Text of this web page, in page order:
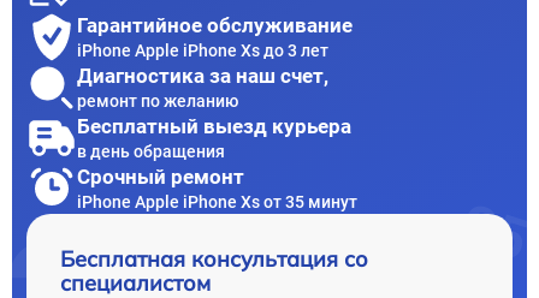
Гарантийное обслуживание
iPhone Apple iPhone Xs до 3 лет
Диагностика за наш счет,
ремонт по желанию
Бесплатный выезд курьера
в день обращения
Срочный ремонт
iPhone Apple iPhone Xs от 35 минут
Бесплатная консультация со
специалистом